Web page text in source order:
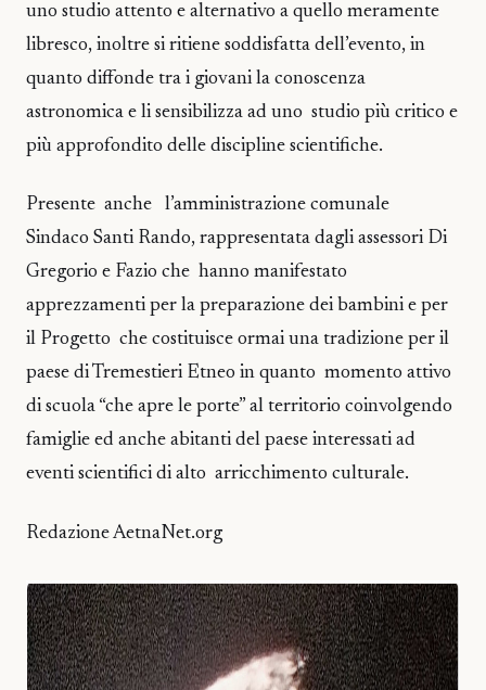
uno studio attento e alternativo a quello meramente
libresco, inoltre si ritiene soddisfatta dell’evento, in
quanto diffonde tra i giovani la conoscenza
astronomica e li sensibilizza ad uno studio più critico e
più approfondito delle discipline scientifiche.
Presente anche l’amministrazione comunale
Sindaco Santi Rando, rappresentata dagli assessori Di
Gregorio e Fazio che hanno manifestato
apprezzamenti per la preparazione dei bambini e per
il Progetto che costituisce ormai una tradizione per il
paese di Tremestieri Etneo in quanto momento attivo
di scuola “che apre le porte” al territorio coinvolgendo
famiglie ed anche abitanti del paese interessati ad
eventi scientifici di alto arricchimento culturale.
Redazione AetnaNet.org